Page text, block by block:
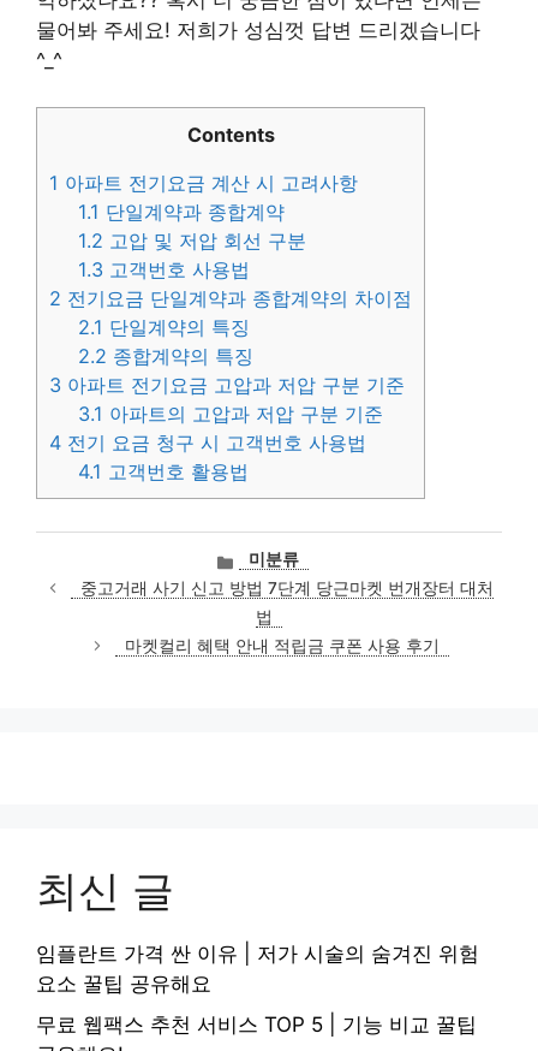
물어봐 주세요! 저희가 성심껏 답변 드리겠습니다
^_^
Contents
1 아파트 전기요금 계산 시 고려사항
1.1 단일계약과 종합계약
1.2 고압 및 저압 회선 구분
1.3 고객번호 사용법
2 전기요금 단일계약과 종합계약의 차이점
2.1 단일계약의 특징
2.2 종합계약의 특징
3 아파트 전기요금 고압과 저압 구분 기준
3.1 아파트의 고압과 저압 구분 기준
4 전기 요금 청구 시 고객번호 사용법
4.1 고객번호 활용법
카
테
고
미분류
중고거래 사기 신고 방법 7단계 당근마켓 번개장터 대처
법
마켓컬리 혜택 안내 적립금 쿠폰 사용 후기
최신 글
임플란트 가격 싼 이유 | 저가 시술의 숨겨진 위험
요소 꿀팁 공유해요
무료 웹팩스 추천 서비스 TOP 5 | 기능 비교 꿀팁